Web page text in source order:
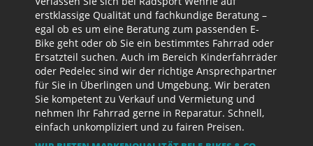
erstklassige Qualität und fachkundige Beratung –
egal ob es um eine Beratung zum passenden E-
Bike geht oder ob Sie ein bestimmtes Fahrrad oder
Ersatzteil suchen. Auch im Bereich Kinderfahrräder
oder Pedelec sind wir der richtige Ansprechpartner
für Sie in Überlingen und Umgebung. Wir beraten
Sie kompetent zu Verkauf und Vermietung und
nehmen Ihr Fahrrad gerne in Reparatur. Schnell,
einfach unkompliziert und zu fairen Preisen.